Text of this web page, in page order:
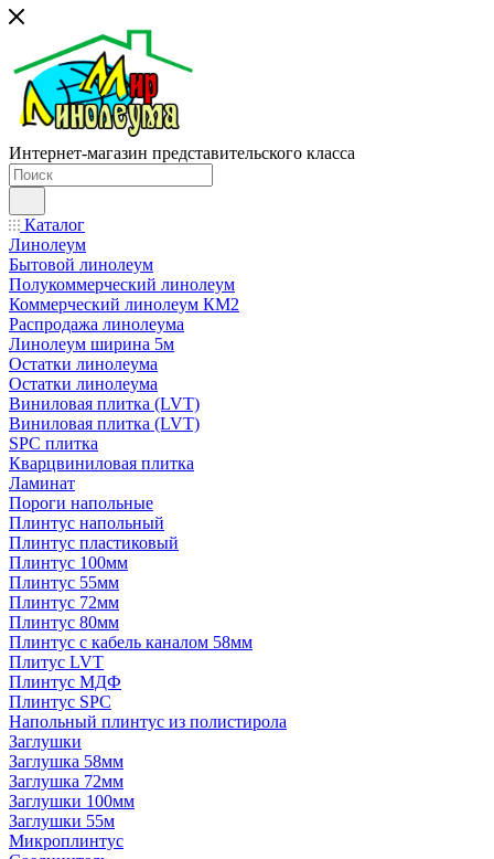
Интернет-магазин представительского класса
Каталог
Линолеум
Бытовой линолеум
Полукоммерческий линолеум
Коммерческий линолеум КМ2
Распродажа линолеума
Линолеум ширина 5м
Остатки линолеума
Остатки линолеума
Виниловая плитка (LVT)
Виниловая плитка (LVT)
SPC плитка
Кварцвиниловая плитка
Ламинат
Пороги напольные
Плинтус напольный
Плинтус пластиковый
Плинтус 100мм
Плинтус 55мм
Плинтус 72мм
Плинтус 80мм
Плинтус с кабель каналом 58мм
Плитус LVT
Плинтус МДФ
Плинтус SPC
Напольный плинтус из полистирола
Заглушки
Заглушка 58мм
Заглушка 72мм
Заглушки 100мм
Заглушки 55м
Микроплинтус